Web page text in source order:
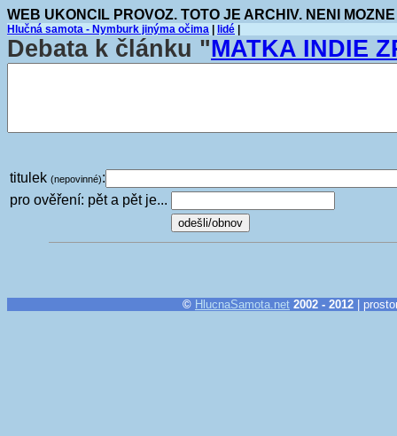
WEB UKONCIL PROVOZ. TOTO JE ARCHIV. NENI
Hlučná samota - Nymburk jinýma očima lidé
Debata k článku "MATKA INDIE
titulek (nepovinné):
pro ověření: pět a pět je...
© HlucnaSamota.net 2002 - 2012 |